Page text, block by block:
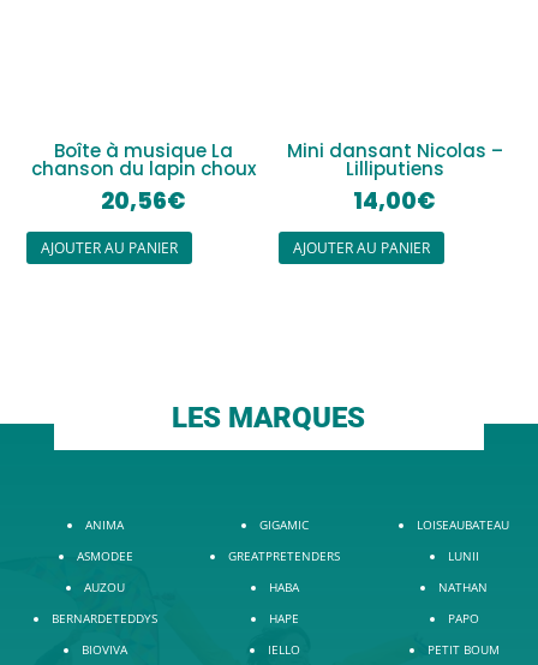
Boîte à musique La
chanson du lapin choux
20,56€
AJOUTER AU PANIER
Mini dansant Nicolas –
Lilliputiens
14,00€
AJOUTER AU PANIER
LES MARQUES
ANIMA
ASMODEE
AUZOU
BERNARDETEDDYS
BIOVIVA
GIGAMIC
GREATPRETENDERS
HABA
HAPE
IELLO
LOISEAUBATEAU
LUNII
NATHAN
PAPO
PETIT BOUM